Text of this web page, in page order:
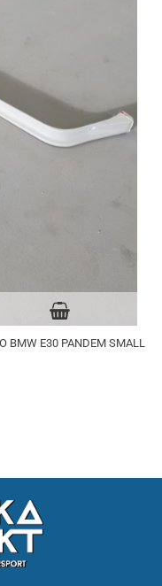
BMW E30 PANDEM SMALL